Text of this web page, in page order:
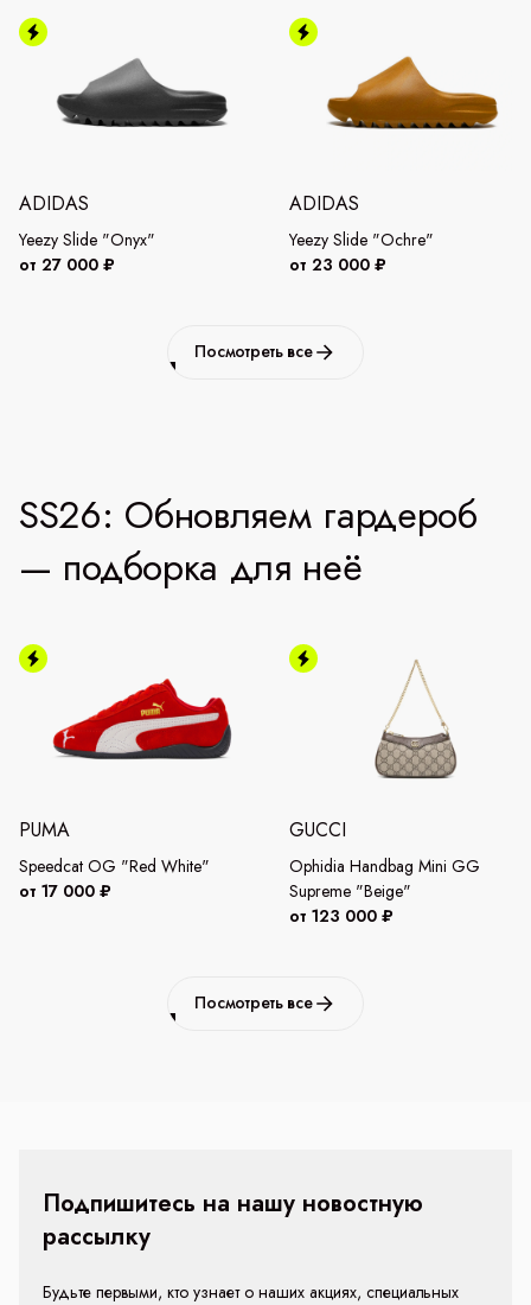
ADIDAS
Yeezy Slide "Onyx"
от 27 000 ₽
ADIDAS
Yeezy Slide "Ochre"
от 23 000 ₽
Посмотреть все
SS26: Обновляем гардероб
— подборка для неё
PUMA
Speedcat OG "Red White"
от 17 000 ₽
GUCCI
Ophidia Handbag Mini GG
Supreme "Beige"
от 123 000 ₽
Посмотреть все
Подпишитесь на нашу новостную
рассылку
Будьте первыми, кто узнает о наших акциях, специальных